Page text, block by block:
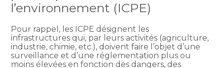
l’environnement (ICPE)
Pour rappel, les ICPE désignent les
infrastructures qui, par leurs activités (agriculture,
industrie, chimie, etc.), doivent faire l’objet d’une
surveillance et d’une réglementation plus ou
moins élevées en fonction des dangers, des